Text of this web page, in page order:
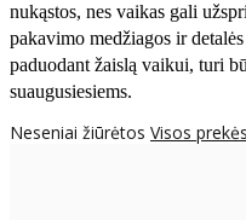
nukąstos, nes vaikas gali
pakavimo medžiagos ir
paduodant žaislą vaikui, turi
suaugusiesiems.
Neseniai žiūrėtos Visos prekės